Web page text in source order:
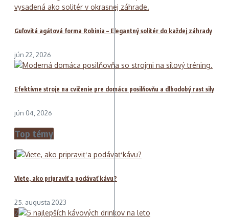
Guľovitá agátová forma Robinia – Elegantný solitér do každej záhrady
jún 22, 2026
Efektívne stroje na cvičenie pre domácu posilňovňu a dlhodobý rast sily
jún 04, 2026
Top témy
1
Viete, ako pripraviť a podávať kávu?
25. augusta 2023
2